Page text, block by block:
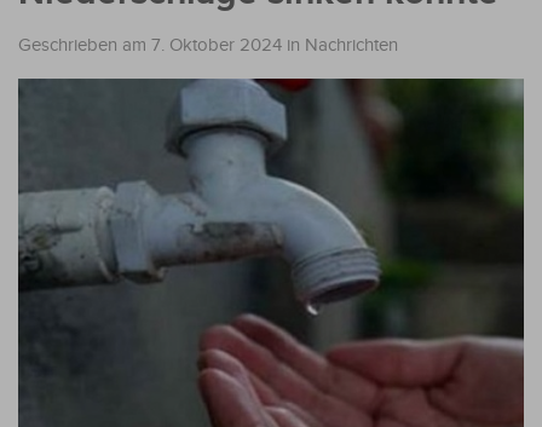
Geschrieben am 7. Oktober 2024 in Nachrichten